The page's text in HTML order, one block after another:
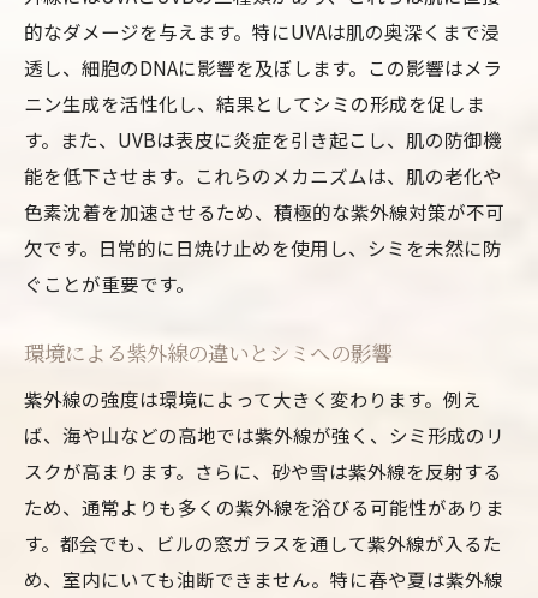
的なダメージを与えます。特にUVAは肌の奥深くまで浸
透し、細胞のDNAに影響を及ぼします。この影響はメラ
ニン生成を活性化し、結果としてシミの形成を促しま
す。また、UVBは表皮に炎症を引き起こし、肌の防御機
能を低下させます。これらのメカニズムは、肌の老化や
色素沈着を加速させるため、積極的な紫外線対策が不可
欠です。日常的に日焼け止めを使用し、シミを未然に防
ぐことが重要です。
環境による紫外線の違いとシミへの影響
紫外線の強度は環境によって大きく変わります。例え
ば、海や山などの高地では紫外線が強く、シミ形成のリ
スクが高まります。さらに、砂や雪は紫外線を反射する
ため、通常よりも多くの紫外線を浴びる可能性がありま
す。都会でも、ビルの窓ガラスを通して紫外線が入るた
め、室内にいても油断できません。特に春や夏は紫外線